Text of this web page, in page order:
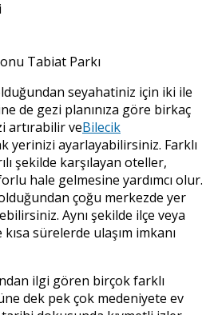
Tabiat Parkı
seyahatiniz için iki ile
de gezi planınıza göre birkaç
artırabilir veBilecik
yerinizi ayarlayabilirsiniz. Farklı
şekilde karşılayan oteller,
hale gelmesine yardımcı olur.
çoğu merkezde yer
Aynı şekilde ilçe veya
sürelerde ulaşım imkanı
ilgi gören birçok farklı
dek pek çok medeniyete ev